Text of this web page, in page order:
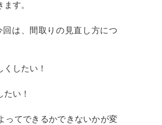
す。
回は、間取りの見直し方につ
くしたい！
たい！
ってできるかできないかが変